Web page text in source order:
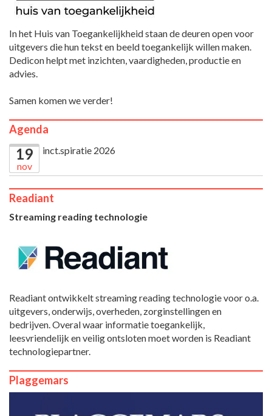
In het Huis van Toegankelijkheid staan de deuren open voor
uitgevers die hun tekst en beeld toegankelijk willen maken.
Dedicon helpt met inzichten, vaardigheden, productie en
advies.
Samen komen we verder!
Agenda
19
nov
inct.spiratie 2026
Readiant
Streaming reading technologie
Readiant ontwikkelt streaming reading technologie voor o.a.
uitgevers, onderwijs, overheden, zorginstellingen en
bedrijven. Overal waar informatie toegankelijk,
leesvriendelijk en veilig ontsloten moet worden is Readiant
technologiepartner.
Plaggemars